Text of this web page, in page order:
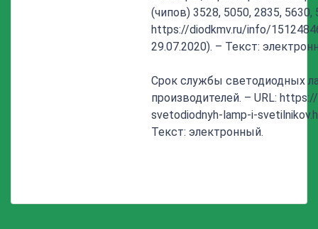
(чипов) 3528, 5050, 2835, 5630,
https://diodkmv.ru/info/
29.07.2020). – Текст:
Срок службы светодиодных
производителей. – URL:
svetodiodnyh-lamp-i-
Текст: электронный.